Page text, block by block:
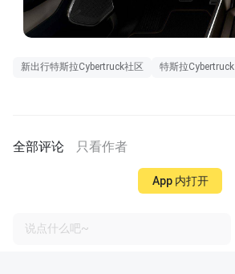
新出行特斯拉Cybertruck社区 特斯拉Cybertruck
全部评论 只看作者
App 内打开
说点什么吧~